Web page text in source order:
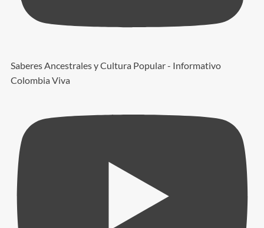
Saberes Ancestrales y Cultura Popular - Informativo
Colombia Viva